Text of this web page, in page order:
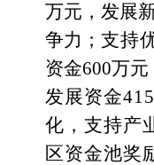
万元，发展
争力； 支持
资金600万元
发展资金
化，支持产
区资金池奖